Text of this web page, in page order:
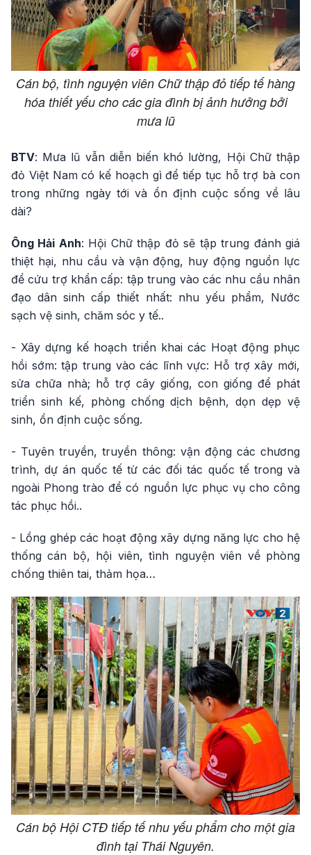
Cán bộ, tình nguyện viên Chữ thập đỏ tiếp tế hàng
hóa thiết yếu cho các gia đình bị ảnh hưởng bởi
mưa lũ
BTV: Mưa lũ vẫn diễn biến khó lường, Hội Chữ thập
đỏ Việt Nam có kế hoạch gì để tiếp tục hỗ trợ bà con
trong những ngày tới và ổn định cuộc sống về lâu
dài?
Ông Hải Anh: Hội Chữ thập đỏ sẽ tập trung đánh giá
thiệt hại, nhu cầu và vận động, huy động nguồn lực
để cứu trợ khẩn cấp: tập trung vào các nhu cầu nhân
đạo dân sinh cấp thiết nhất: nhu yếu phẩm, Nước
sạch vệ sinh, chăm sóc y tế..
- Xây dựng kế hoạch triển khai các Hoạt động phục
hồi sớm: tập trung vào các lĩnh vực: Hỗ trợ xây mới,
sửa chữa nhà; hỗ trợ cây giống, con giống để phát
triển sinh kế, phòng chống dịch bệnh, dọn dẹp vệ
sinh, ổn định cuộc sống.
- Tuyên truyền, truyền thông: vận động các chương
trình, dự án quốc tế từ các đối tác quốc tế trong và
ngoài Phong trào để có nguồn lực phục vụ cho công
tác phục hồi..
- Lồng ghép các hoạt động xây dựng năng lực cho hệ
thống cán bộ, hội viên, tình nguyện viên về phòng
chống thiên tai, thảm họa…
Cán bộ Hội CTĐ tiếp tế nhu yếu phẩm cho một gia
đình tại Thái Nguyên.